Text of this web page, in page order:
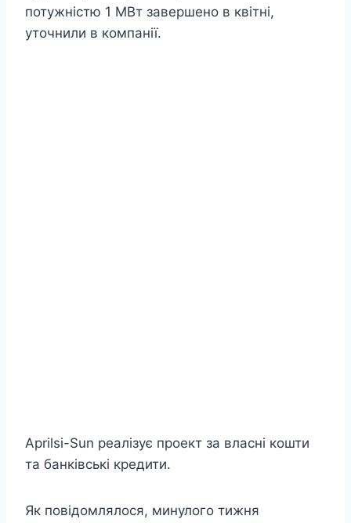
потужністю 1 МВт завершено в квітні,
уточнили в компанії.
Aprilsi-Sun реалізує проект за власні кошти
та банківські кредити.
Як повідомлялося, минулого тижня